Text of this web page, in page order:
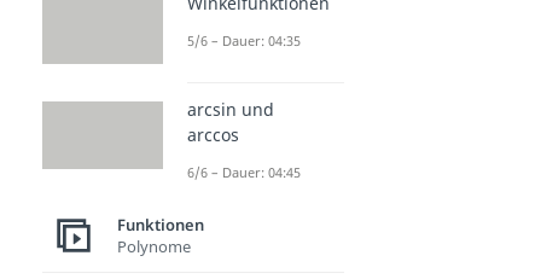
5/6 – Dauer: 04:35
arcsin und
arccos
6/6 – Dauer: 04:45
Funktionen
Polynome